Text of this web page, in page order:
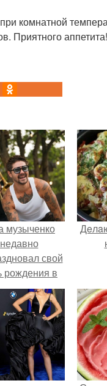
комнатной
Приятного аппетита!
музыченко
недавно
свой
рождения в
самых
и родных
людей.